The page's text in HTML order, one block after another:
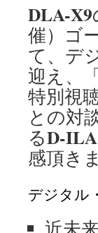
DLA-X9
催）ゴ
て、デ
迎え、
特別視
との対
るD-
感頂き
デジタル
近未